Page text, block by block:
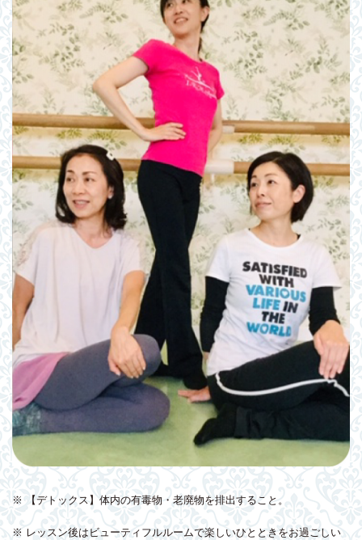
※ 【デトックス】体内の有毒物・老廃物を排出すること。
※ レッスン後はビューティフルルームで楽しいひとときをお過ごしい